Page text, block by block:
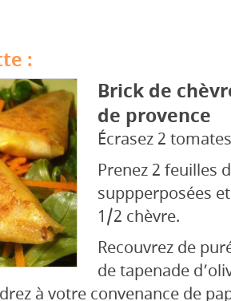
:
Brick de
de provence
Écrasez 2
Prenez 2 feuilles
suppperposées
1/2 chèvre.
Recouvrez de
de tapenade
à votre convenance de